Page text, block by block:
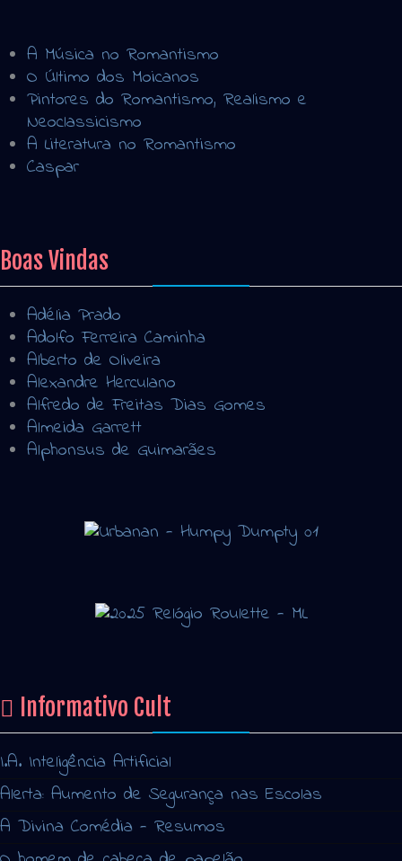
A Música no Romantismo
O Último dos Moicanos
Pintores do Romantismo, Realismo e
Neoclassicismo
A Literatura no Romantismo
Caspar
Boas Vindas
Adélia Prado
Adolfo Ferreira Caminha
Alberto de Oliveira
Alexandre Herculano
Alfredo de Freitas Dias Gomes
Almeida Garrett
Alphonsus de Guimarães
Informativo Cult
I.A. Inteligência Artificial
Alerta: Aumento de Segurança nas Escolas
A Divina Comédia - Resumos